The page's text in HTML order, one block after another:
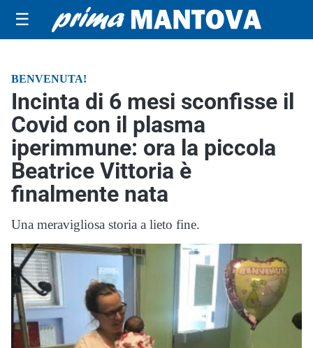
☰
BENVENUTA!
Incinta di 6 mesi sconfisse il
Covid con il plasma
iperimmune: ora la piccola
Beatrice Vittoria è
finalmente nata
Una meravigliosa storia a lieto fine.